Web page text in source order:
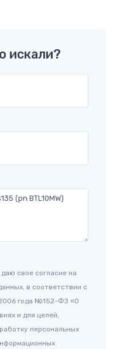
искали?
свое согласие на
в соответствии с
года №152-ФЗ «О
и для целей,
персональных